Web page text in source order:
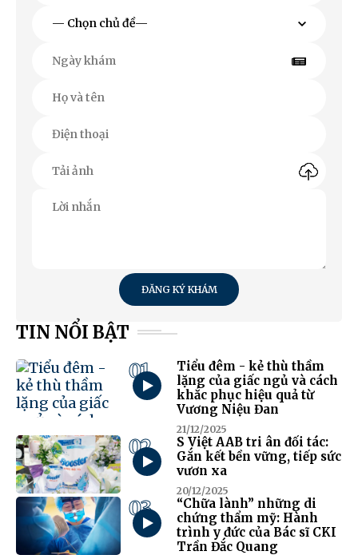
ĐĂNG KÝ KHÁM
TIN NỔI BẬT
01
Tiểu đêm - kẻ thù thầm
lặng của giấc ngủ và cách
khắc phục hiệu quả từ
Vương Niệu Đan
21/12/2025
02
S Việt AAB tri ân đối tác:
Gắn kết bền vững, tiếp sức
vươn xa
20/12/2025
03
“Chữa lành” những di
chứng thẩm mỹ: Hành
trình y đức của Bác sĩ CKI
Trần Đắc Quang